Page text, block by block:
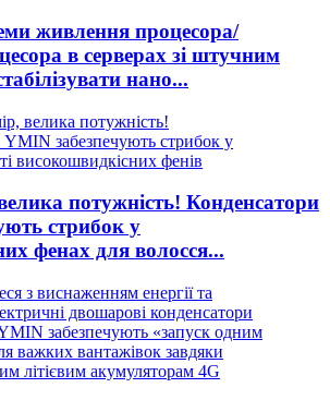
живлення процесора/
в серверах зі штучним
нано...
потужність! Конденсатори
стрибок у
фенах для волосся...